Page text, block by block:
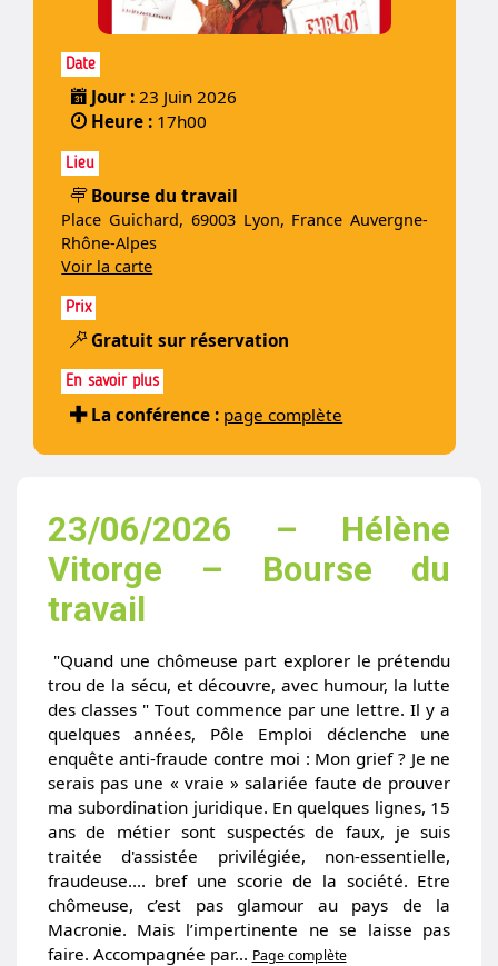
Date
Jour :23 Juin 2026
Heure : 17h00
Lieu
Bourse du travail
Place Guichard, 69003 Lyon, France Auvergne-
Rhône-Alpes
Voir la carte
Prix
Gratuit sur réservation
En savoir plus
La conférence : page complète
23/06/2026 – Hélène
Vitorge – Bourse du
travail
"Quand une chômeuse part explorer le prétendu
trou de la sécu, et découvre, avec humour, la lutte
des classes " Tout commence par une lettre. Il y a
quelques années, Pôle Emploi déclenche une
enquête anti-fraude contre moi : Mon grief ? Je ne
serais pas une « vraie » salariée faute de prouver
ma subordination juridique. En quelques lignes, 15
ans de métier sont suspectés de faux, je suis
traitée d'assistée privilégiée, non-essentielle,
fraudeuse…. bref une scorie de la société. Etre
chômeuse, c’est pas glamour au pays de la
Macronie. Mais l’impertinente ne se laisse pas
faire. Accompagnée par... Page complète